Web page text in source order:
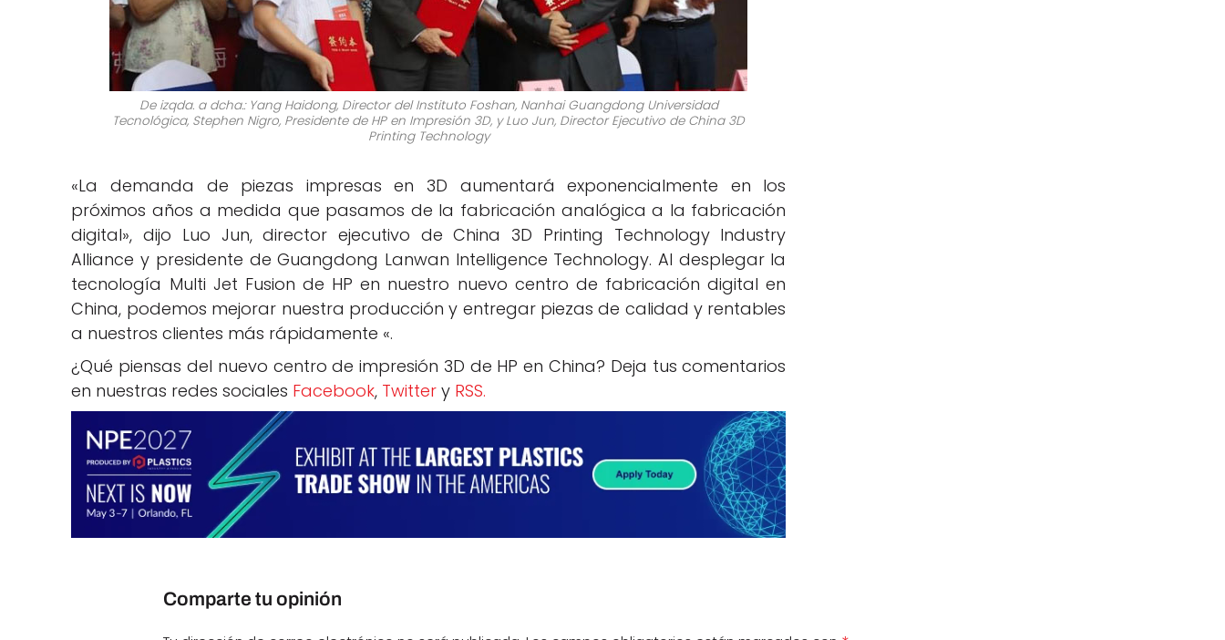
De izqda. a dcha.: Yang Haidong, Director del Instituto Foshan, Nanhai Guangdong Universidad
Tecnológica, Stephen Nigro, Presidente de HP en Impresión 3D, y Luo Jun, Director Ejecutivo de China 3D
Printing Technology
«La demanda de piezas impresas en 3D aumentará exponencialmente en los
próximos años a medida que pasamos de la fabricación analógica a la fabricación
digital», dijo Luo Jun, director ejecutivo de China 3D Printing Technology Industry
Alliance y presidente de Guangdong Lanwan Intelligence Technology. Al desplegar la
tecnología Multi Jet Fusion de HP en nuestro nuevo centro de fabricación digital en
China, podemos mejorar nuestra producción y entregar piezas de calidad y rentables
a nuestros clientes más rápidamente «.
¿Qué piensas del nuevo centro de impresión 3D de HP en China? Deja tus comentarios
en nuestras redes sociales Facebook, Twitter y RSS.
Comparte tu opinión